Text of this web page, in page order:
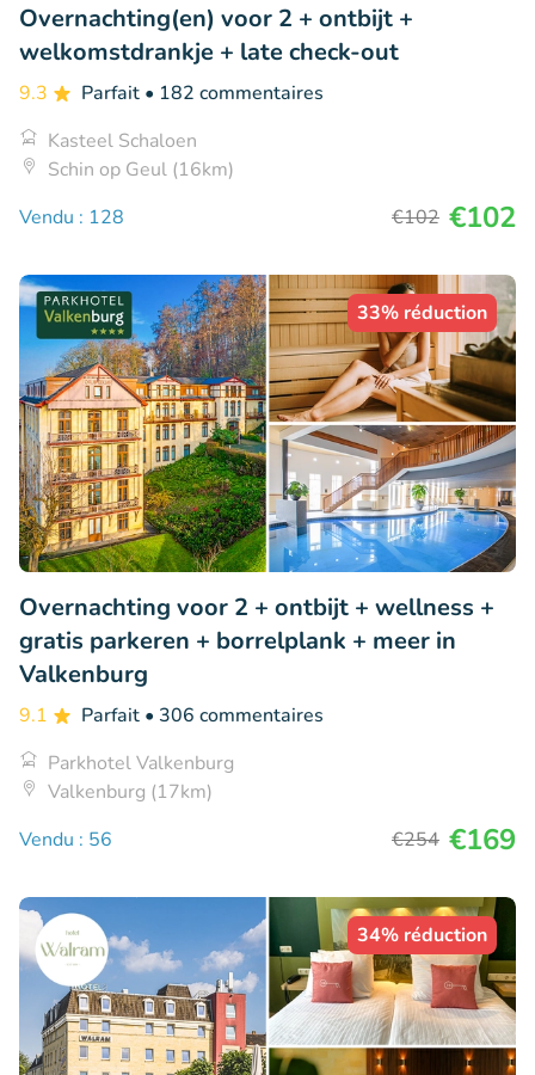
Overnachting(en) voor 2 + ontbijt +
welkomstdrankje + late check-out
9.3 Parfait • 182 commentaires
Kasteel Schaloen
Schin op Geul (16km)
Vendu : 128
€102 €102
33% réduction
Overnachting voor 2 + ontbijt + wellness +
gratis parkeren + borrelplank + meer in
Valkenburg
9.1 Parfait • 306 commentaires
Parkhotel Valkenburg
Valkenburg (17km)
Vendu : 56
€254 €169
34% réduction